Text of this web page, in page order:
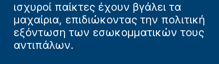
ισχυροί παίκτες έχουν βγάλει τα
μαχαίρια, επιδιώκοντας την πολιτική
εξόντωση των εσωκομματικών τους
αντιπάλων.